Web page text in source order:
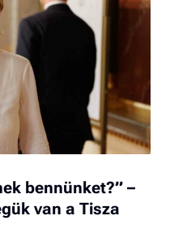
bennünket?” –
van a Tisza